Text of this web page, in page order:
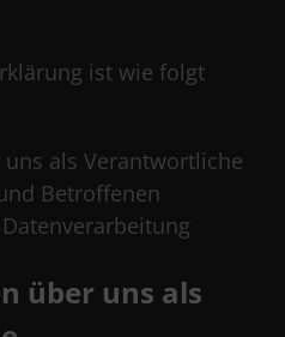
ist wie folgt
als Verantwortliche
Betroffenen
über uns als